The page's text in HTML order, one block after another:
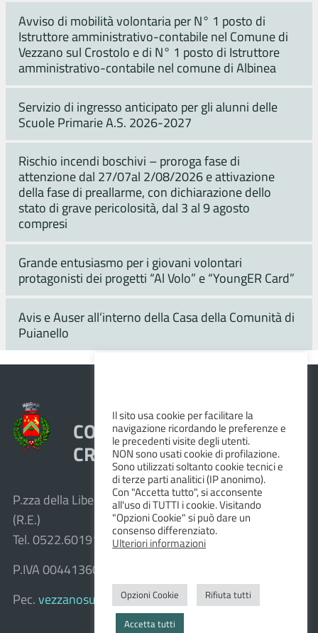
Avviso di mobilità volontaria per N° 1 posto di
Istruttore amministrativo-contabile nel Comune di
Vezzano sul Crostolo e di N° 1 posto di Istruttore
amministrativo-contabile nel comune di Albinea
Servizio di ingresso anticipato per gli alunni delle
Scuole Primarie A.S. 2026-2027
Rischio incendi boschivi – proroga fase di
attenzione dal 27/07al 2/08/2026 e attivazione
della fase di preallarme, con dichiarazione dello
stato di grave pericolosità, dal 3 al 9 agosto
compresi
Grande entusiasmo per i giovani volontari
protagonisti dei progetti “Al Volo” e “YoungER Card”
Avis e Auser all’interno della Casa della Comunità di
Puianello
COMUNE DI VEZZANO SUL
CROSTOLO
P.zza della Libertà, 1 – 42030 Vezzano sul Crostolo
(R.E.)
Tel. 0522.601911 – Fax 0522.601947
P.IVA 00441360351
Pec. vezzanosulcrostolo@cert.provincia.re.it
Il sito usa cookie per facilitare la
navigazione ricordando le preferenze e
le precedenti visite degli utenti.
NON sono usati cookie di profilazione.
Sono utilizzati soltanto cookie tecnici e
di terze parti analitici (IP anonimo).
Con "Accetta tutto", si acconsente
all'uso di TUTTI i cookie. Visitando
"Opzioni Cookie" si può dare un
consenso differenziato.
Ulteriori informazioni
Opzioni Cookie Rifiuta tutti
Accetta tutti